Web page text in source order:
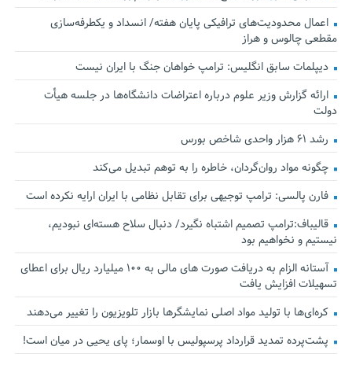
اعمال محدودیت‌های ترافیکی پایان هفته/ انسداد و یکطرفه‌سازی
مقطعی چالوس و هراز
دیپلمات سابق انگلیس:‌ ترامپ خواهان جنگ با ایران نیست
ارائه گزارش وزیر علوم درباره اعتراضات دانشگاه‌ها در جلسه هیأت
دولت
رشد ۶۱ هزار واحدی شاخص بورس
چگونه مواد روان‌گردان، خاطره را به توهم تبدیل می‌کند
فارن پالسی: ترامپ توجیهی برای تقابل نظامی با ایران ارایه نکرده است
قالیباف:ترامپ تصمیم اشتباه نگیرد/ دنبال سلاح هسته‌ای نبودیم،
نیستیم و نخواهیم بود
آستانه الزام به دریافت صورت های مالی به ۱۰۰ میلیارد ریال برای اعطای
تسهیلات افزایش یافت
کره‌ای‌ها با تولید مواد اصلی نمایشگرها بازار تلویزیون را تغییر می‌دهند
پشت‌پرده تمدید قرارداد پرسپولیس با اوسمار؛ پای یحیی در میان است!